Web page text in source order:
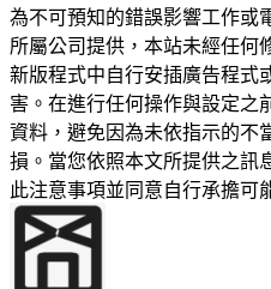
為不可預知的錯誤影響工作或
所屬公司提供，本站未經任何
新版程式中自行安插廣告程式
害。在進行任何操作與設定之
資料，避免因為未依指示的不
損。當您依照本文所提供之訊
此注意事項並同意自行承擔可